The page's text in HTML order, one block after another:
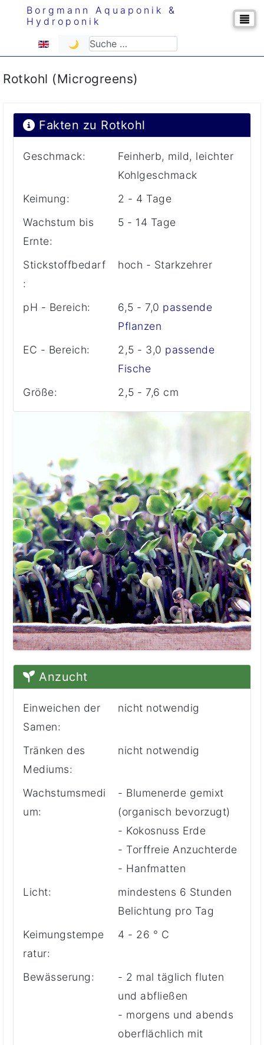
Borgmann Aquaponik &
Hydroponik
Sprache auswählen
🌙 Suchen
Rotkohl (Microgreens)
Fakten zu Rotkohl
Geschmack:
Feinherb, mild, leichter
Kohlgeschmack
Keimung:
2 - 4 Tage
Wachstum bis
Ernte:
5 - 14 Tage
Stickstoffbedarf
:
hoch - Starkzehrer
pH - Bereich: 6,5 - 7,0 passende
Pflanzen
EC - Bereich:
2,5 - 3,0 passende
Fische
Größe:
2,5 - 7,6 cm
Anzucht
Einweichen der
Samen:
nicht notwendig
Tränken des
Mediums:
nicht notwendig
Wachstumsmedi
um:
- Blumenerde gemixt
(organisch bevorzugt)
- Kokosnuss Erde
- Torffreie Anzuchterde
- Hanfmatten
Licht:
mindestens 6 Stunden
Belichtung pro Tag
Keimungstempe
ratur:
4 - 26 ° C
Bewässerung:
- 2 mal täglich fluten
und abfließen
- morgens und abends
oberflächlich mit